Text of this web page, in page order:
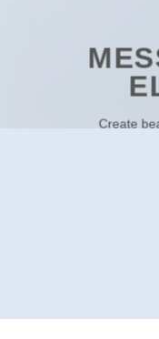
Create